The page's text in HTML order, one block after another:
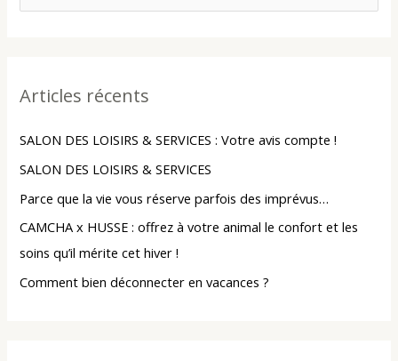
e
c
h
e
r
:
Articles récents
SALON DES LOISIRS & SERVICES : Votre avis compte !
SALON DES LOISIRS & SERVICES
Parce que la vie vous réserve parfois des imprévus…
CAMCHA x HUSSE : offrez à votre animal le confort et les
soins qu’il mérite cet hiver !
Comment bien déconnecter en vacances ?